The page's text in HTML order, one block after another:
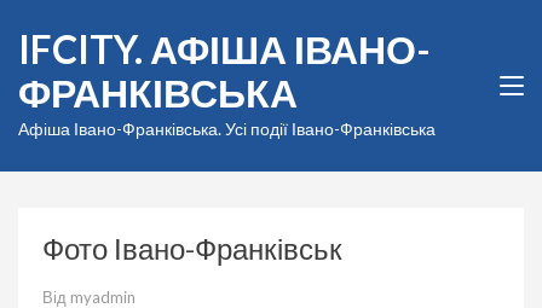
вмісту
(натисніть
Enter)
IFCITY. АФІША ІВАНО-
ФРАНКІВСЬКА
Афіша Івано-Франківська. Усі події Івано-Франківська
Фото Івано-Франківськ
Від myadmin